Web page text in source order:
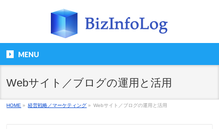
MENU
Webサイト／ブログの運用と活用
HOME » 経営戦略／マーケティング » Webサイト／ブログの運用と活用